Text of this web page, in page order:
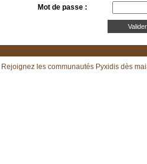
Mot de passe :
Rejoignez les communautés Pyxidis dès